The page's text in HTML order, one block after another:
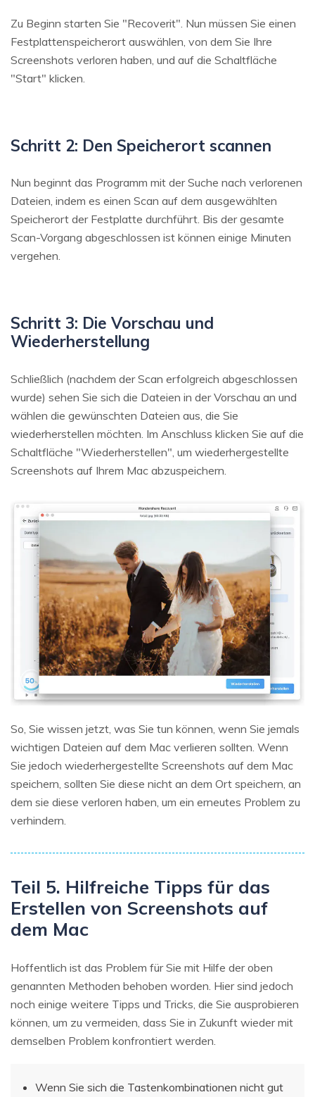
Zu Beginn starten Sie "Recoverit". Nun müssen Sie einen
Festplattenspeicherort auswählen, von dem Sie Ihre
Screenshots verloren haben, und auf die Schaltfläche
"Start" klicken.
Schritt 2: Den Speicherort scannen
Nun beginnt das Programm mit der Suche nach verlorenen
Dateien, indem es einen Scan auf dem ausgewählten
Speicherort der Festplatte durchführt. Bis der gesamte
Scan-Vorgang abgeschlossen ist können einige Minuten
vergehen.
Schritt 3: Die Vorschau und
Wiederherstellung
Schließlich (nachdem der Scan erfolgreich abgeschlossen
wurde) sehen Sie sich die Dateien in der Vorschau an und
wählen die gewünschten Dateien aus, die Sie
wiederherstellen möchten. Im Anschluss klicken Sie auf die
Schaltfläche "Wiederherstellen", um wiederhergestellte
Screenshots auf Ihrem Mac abzuspeichern.
So, Sie wissen jetzt, was Sie tun können, wenn Sie jemals
wichtigen Dateien auf dem Mac verlieren sollten. Wenn
Sie jedoch wiederhergestellte Screenshots auf dem Mac
speichern, sollten Sie diese nicht an dem Ort speichern, an
dem sie diese verloren haben, um ein erneutes Problem zu
verhindern.
Teil 5. Hilfreiche Tipps für das
Erstellen von Screenshots auf
dem Mac
Hoffentlich ist das Problem für Sie mit Hilfe der oben
genannten Methoden behoben worden. Hier sind jedoch
noch einige weitere Tipps und Tricks, die Sie ausprobieren
können, um zu vermeiden, dass Sie in Zukunft wieder mit
demselben Problem konfrontiert werden.
Wenn Sie sich die Tastenkombinationen nicht gut